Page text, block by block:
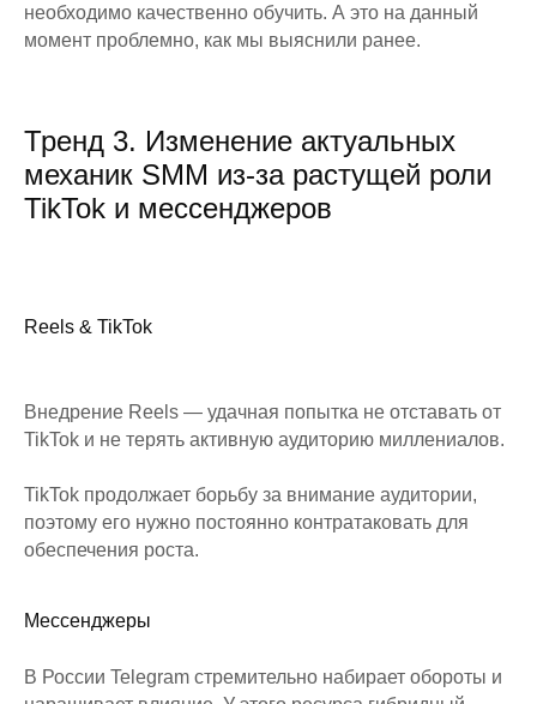
необходимо качественно обучить. А это на данный
момент проблемно, как мы выяснили ранее.
Тренд 3. Изменение актуальных
механик SMM из-за растущей роли
TikTok и мессенджеров
Reels & TikTok
Внедрение Reels — удачная попытка не отставать от
TikTok и не терять активную аудиторию миллениалов.
TikTok продолжает борьбу за внимание аудитории,
поэтому его нужно постоянно контратаковать для
обеспечения роста.
Мессенджеры
В России Telegram стремительно набирает обороты и